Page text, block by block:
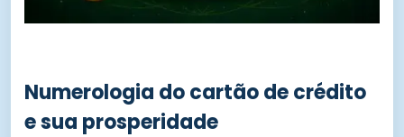
Numerologia do cartão de crédito
e sua prosperidade